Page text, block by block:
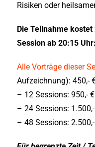
Risiken oder
Die Teilnahme
Session ab 20:15
Alle Vorträge dieser
Aufzeichnung): 450,-
– 12 Sessions: 950,- €
– 24 Sessions:
– 48 Sessions: